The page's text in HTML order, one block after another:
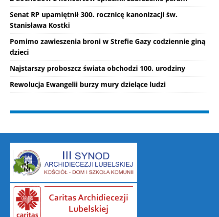
Senat RP upamiętnił 300. rocznicę kanonizacji św.
Stanisława Kostki
Pomimo zawieszenia broni w Strefie Gazy codziennie giną
dzieci
Najstarszy proboszcz świata obchodzi 100. urodziny
Rewolucja Ewangelii burzy mury dzielące ludzi